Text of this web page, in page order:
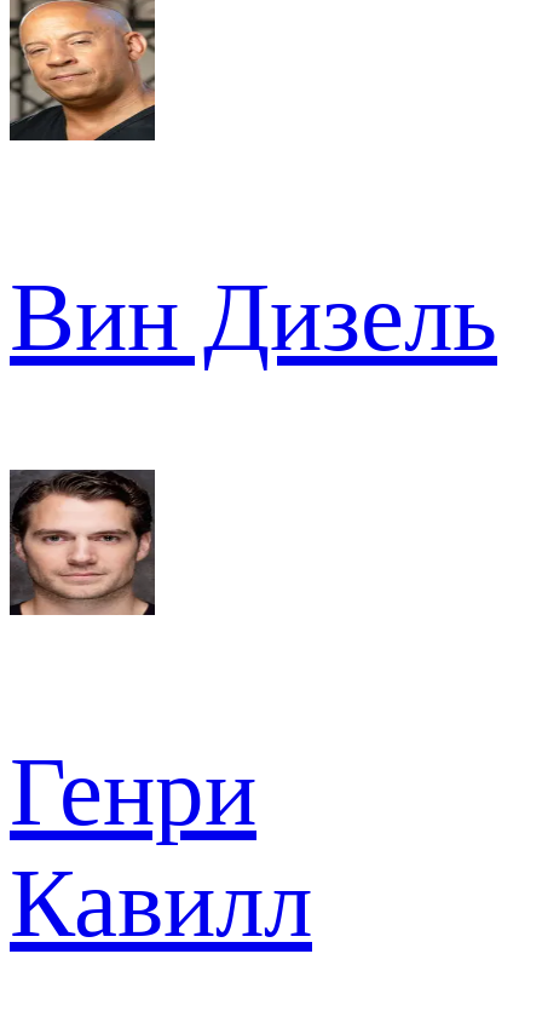
Вин Дизель
Генри
Кавилл